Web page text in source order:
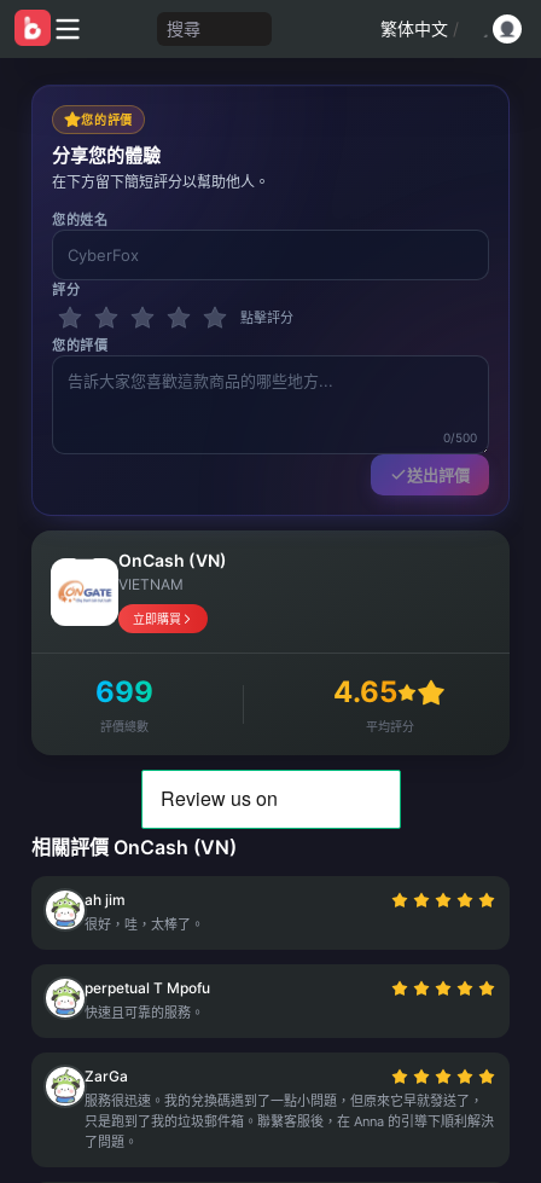
搜尋 繁体中文 /
您的評價
分享您的體驗
在下方留下簡短評分以幫助他人。
您的姓名
評分
點擊評分
您的評價
0/500
送出評價
OnCash (VN)
VIETNAM
立即購買
699
評價總數
4.65
平均評分
相關評價 OnCash (VN)
ah jim
很好，哇，太棒了。
perpetual T Mpofu
快速且可靠的服務。
ZarGa
服務很迅速。我的兌換碼遇到了一點小問題，但原來它早就發送了，
只是跑到了我的垃圾郵件箱。聯繫客服後，在 Anna 的引導下順利解決
了問題。